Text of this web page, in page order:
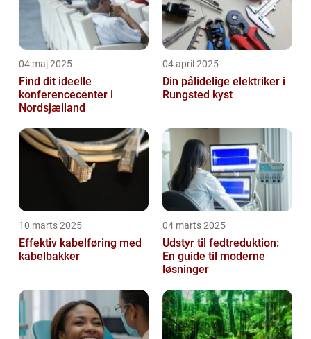
04 maj 2025
Find dit ideelle
konferencecenter i
Nordsjælland
04 april 2025
Din pålidelige elektriker i
Rungsted kyst
10 marts 2025
Effektiv kabelføring med
kabelbakker
04 marts 2025
Udstyr til fedtreduktion:
En guide til moderne
løsninger